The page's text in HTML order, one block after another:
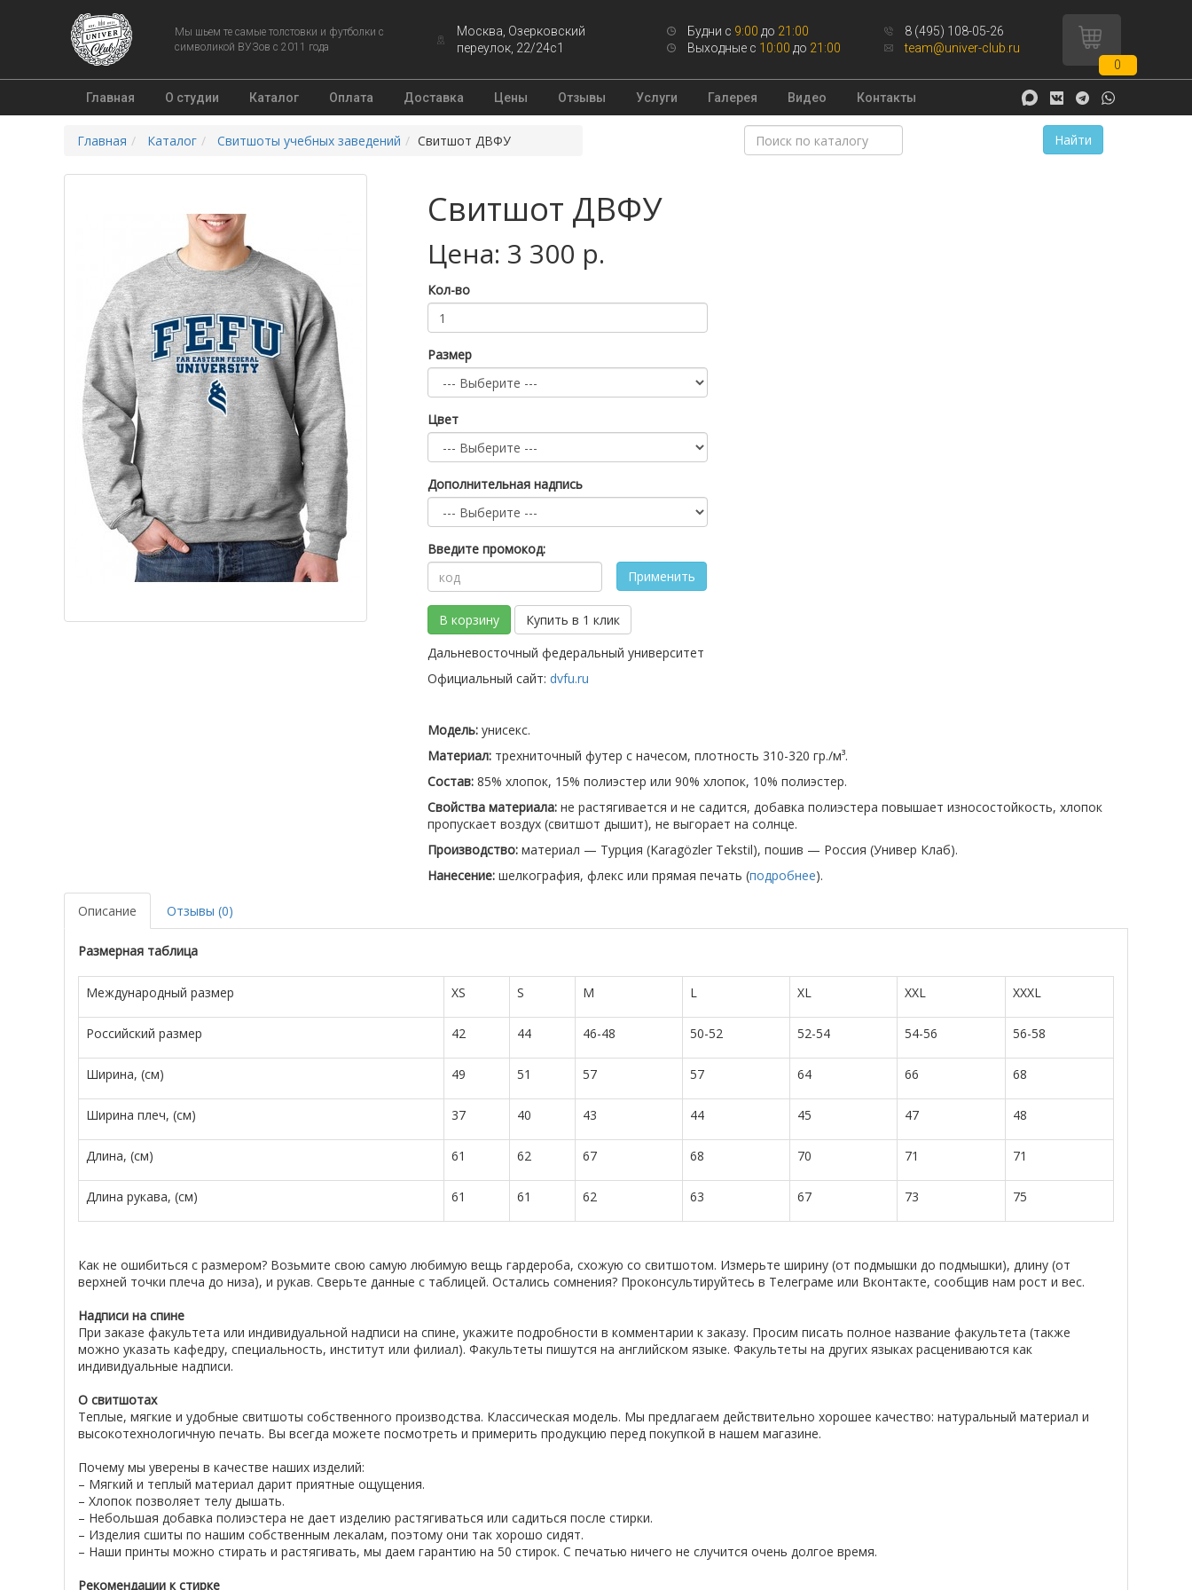
Мы шьем те самые толстовки и футболки с
символикой ВУЗов с 2011 года
Москва, Озерковский
переулок, 22/24с1
Будни с 9:00 до 21:00
Выходные с 10:00 до 21:00
8 (495) 108-05-26
team@univer-club.ru
0
Главная О студии Каталог Оплата Доставка Цены Отзывы Услуги Галерея Видео Контакты
Главная Каталог Свитшоты учебных заведений Свитшот ДВФУ Найти
Свитшот ДВФУ
Цена: 3 300 р.
Кол-во
Размер
Цвет
Дополнительная надпись
Введите промокод:
Применить
В корзину
Купить в 1 клик
Дальневосточный федеральный университет
Официальный сайт: dvfu.ru
Модель:унисекс.
Материал: трехниточный футер с начесом, плотность 310-320 гр./м³.
Состав:85% хлопок, 15% полиэстер или 90% хлопок, 10% полиэстер.
Свойства материала:не растягивается и не садится, добавка полиэстера повышает износостойкость, хлопок
пропускает воздух (свитшот дышит), не выгорает на солнце.
Производство:материал — Турция (Karagözler Tekstil), пошив — Россия (Универ Клаб).
Нанесение:шелкография, флекс или прямая печать (подробнее).
Описание Отзывы (0)
Размерная таблица
Международный размер XS S M L XL XXL XXXL
Российский размер 42 44 46-48 50-52 52-54 54-56 56-58
Ширина, (см) 49 51 57 57 64 66 68
Ширина плеч, (см) 37 40 43 44 45 47 48
Длина, (см) 61 62 67 68 70 71 71
Длина рукава, (см) 61 61 62 63 67 73 75
Как не ошибиться с размером? Возьмите свою самую любимую вещь гардероба, схожую со свитшотом. Измерьте ширину (от подмышки до подмышки), длину (от
верхней точки плеча до низа), и рукав. Сверьте данные с таблицей. Остались сомнения? Проконсультируйтесь в Телеграме или Вконтакте, сообщив нам рост и вес.
Надписи на спине
При заказе факультета или индивидуальной надписи на спине, укажите подробности в комментарии к заказу. Просим писать полное название факультета (также
можно указать кафедру, специальность, институт или филиал). Факультеты пишутся на английском языке. Факультеты на других языках расцениваются как
индивидуальные надписи.
О свитшотах
Теплые, мягкие и удобные свитшоты собственного производства. Классическая модель. Мы предлагаем действительно хорошее качество: натуральный материал и
высокотехнологичную печать. Вы всегда можете посмотреть и примерить продукцию перед покупкой в нашем магазине.
Почему мы уверены в качестве наших изделий:
– Мягкий и теплый материал дарит приятные ощущения.
– Хлопок позволяет телу дышать.
– Небольшая добавка полиэстера не дает изделию растягиваться или садиться после стирки.
– Изделия сшиты по нашим собственным лекалам, поэтому они так хорошо сидят.
– Наши принты можно стирать и растягивать, мы даем гарантию на 50 стирок. С печатью ничего не случится очень долгое время.
Рекомендации к стирке